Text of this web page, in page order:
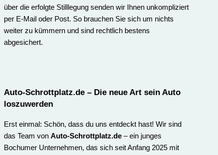
über die erfolgte Stilllegung senden wir Ihnen unkompliziert
per E-Mail oder Post. So brauchen Sie sich um nichts
weiter zu kümmern und sind rechtlich bestens
abgesichert.
Auto-Schrottplatz.de – Die neue Art sein Auto
loszuwerden
Erst einmal: Schön, dass du uns entdeckt hast! Wir sind
das Team von Auto-Schrottplatz.de – ein junges
Bochumer Unternehmen, das sich seit Anfang 2025 mit